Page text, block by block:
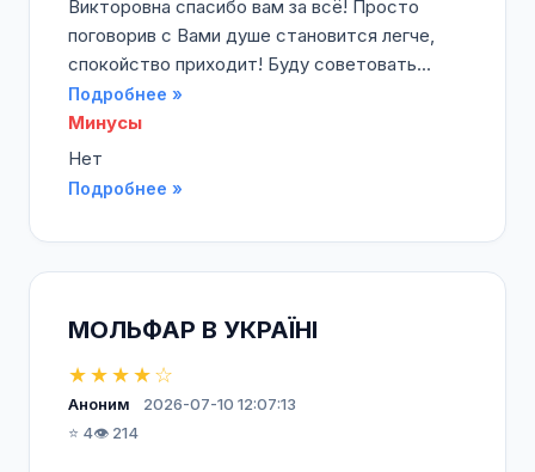
Викторовна спасибо вам за всё! Просто
поговорив с Вами душе становится легче,
спокойство приходит! Буду советовать...
Подробнее »
Минусы
Нет
Подробнее »
МОЛЬФАР В УКРАЇНІ
★★★★☆
Аноним
2026-07-10 12:07:13
⭐ 4👁️ 214